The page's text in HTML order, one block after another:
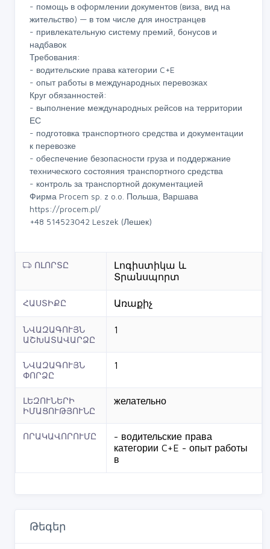
- помощь в оформлении документов (виза, вид на
жительство) — в том числе для иностранцев
- привлекательную систему премий, бонусов и
надбавок
Требования:
- водительские права категории C+E
- опыт работы в международных перевозках
Круг обязанностей:
- выполнение международных рейсов на территории
ЕС
- подготовка транспортного средства и документации
к перевозке
- обеспечение безопасности груза и поддержание
технического состояния транспортного средства
- контроль за транспортной документацией
Фирма Procem sp. z o.o. Польша, Варшава
https://procem.pl/
+48 514523042 Leszek (Лешек)
ՈԼՈՐՏԸ
Լոգիստիկա և
Տրանսպորտ
ՀԱՍՏԻՔԸ Առաքիչ
ՆՎԱԶԱԳՈՒՅՆ
ԱՇԽԱՏԱՎԱՐՁԸ
1
ՆՎԱԶԱԳՈՒՅՆ
ՓՈՐՁԸ
1
ԼԵԶՈՒՆԵՐԻ
ԻՄԱՑՈՒԹՅՈՒՆԸ
желательно
ՈՐԱԿԱՎՈՐՈՒՄԸ
- водительские права
категории C+E - опыт работы
в
Թեգեր